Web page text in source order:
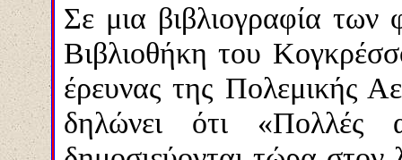
Σε μια βιβλιογραφία
Βιβλιοθήκη του
έρευνας της Πολεμικής
δηλώνει ότι